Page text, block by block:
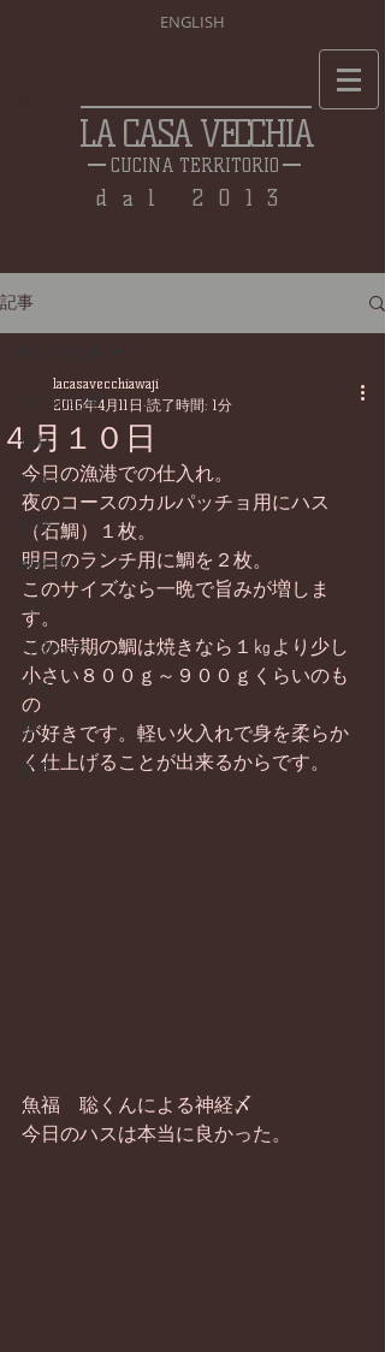
ENGLISH
LA CASA VECCHIA
CUCINA TERRITORIO
dal 2013
記事
全ての記事
食材
仕込み
料理
畑仕事
日常
お知らせ
ワイン
器
菓子
４月１０日
lacasavecchiawaji
2016年4月11日 読了時間: 1分
今日の漁港での仕入れ。
夜のコースのカルパッチョ用にハス
（石鯛）１枚。
明日のランチ用に鯛を２枚。
このサイズなら一晩で旨みが増しま
す。
この時期の鯛は焼きなら１㎏より少し
小さい８００ｇ～９００ｇくらいのも
の
が好きです。軽い火入れで身を柔らか
く仕上げることが出来るからです。
魚福　聡くんによる神経〆
今日のハスは本当に良かった。